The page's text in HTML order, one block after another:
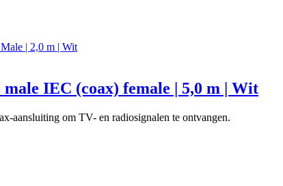
IEC (coax) female | 5,0 m | Wit
aansluiting om TV- en radiosignalen te ontvangen.